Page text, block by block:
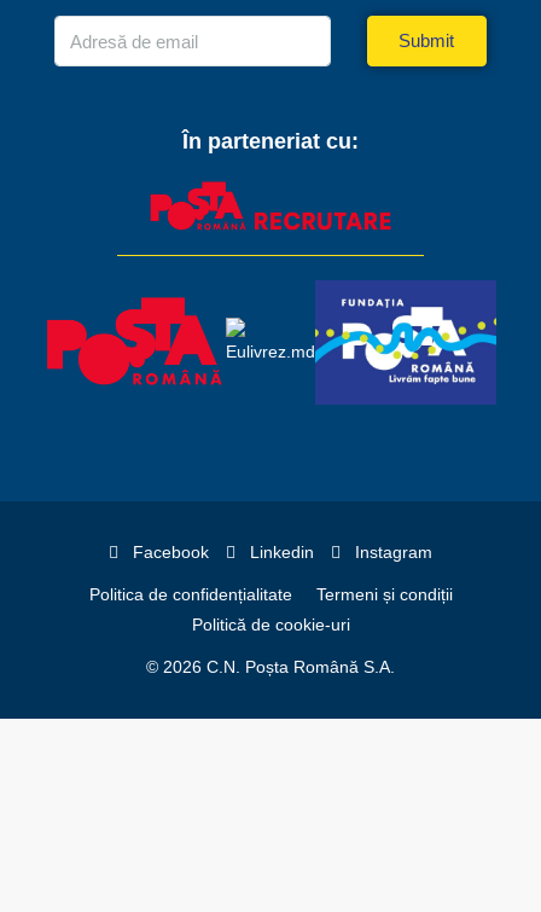
Submit
În parteneriat cu:
Facebook Linkedin Instagram
Politica de confidențialitate
Termeni și condiții
Politică de cookie-uri
© 2026 C.N. Poșta Română S.A.